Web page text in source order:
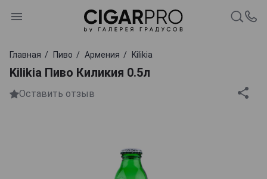
Главная Пиво Армения Kilikia
Kilikia Пиво Киликия 0.5л
Оставить отзыв